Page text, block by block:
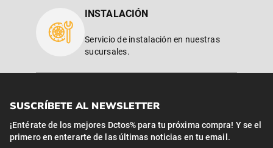
INSTALACIÓN
Servicio de instalación en nuestras
sucursales.
SUSCRÍBETE AL NEWSLETTER
¡Entérate de los mejores Dctos% para tu próxima compra! Y se el
primero en enterarte de las últimas noticias en tu email.